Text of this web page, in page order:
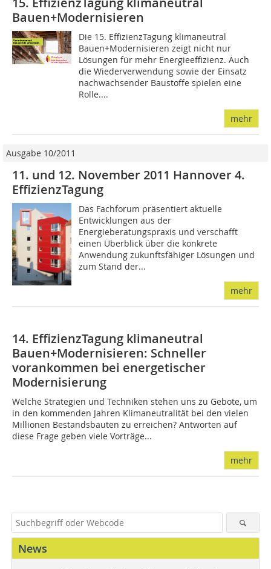
Bauen+Modernisieren
Die 15. EffizienzTagung klimaneutral
Bauen+Modernisieren zeigt nicht nur
Lösungen für mehr Energieeffizienz. Auch
die Wiederverwendung sowie der Einsatz
nachwachsender Baustoffe spielen eine
Rolle....
mehr
Ausgabe 10/2011
11. und 12. November 2011 Hannover 4.
EffizienzTagung
Das Fachforum präsentiert aktuelle
Entwicklungen aus der
Energieberatungspraxis und verschafft
einen Überblick über die konkrete
Anwendung zukunftsfähiger Lösungen und
zum Stand der...
mehr
14. EffizienzTagung klimaneutral
Bauen+Modernisieren: Schneller
vorankommen bei energetischer
Modernisierung
Welche Strategien und Techniken stehen uns zu Gebote, um
in den kommenden Jahren Klimaneutralität bei den vielen
Millionen Bestandsbauten zu erreichen? Antworten auf
diese Frage geben viele Vorträge...
mehr
News